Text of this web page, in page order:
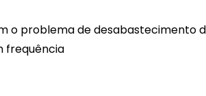
o problema de desabastecimento
frequência